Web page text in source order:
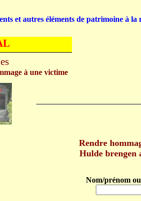
Rendre
Hulde brengen
Nom/prénom
à une victime
et autres éléments de patrimoine à la